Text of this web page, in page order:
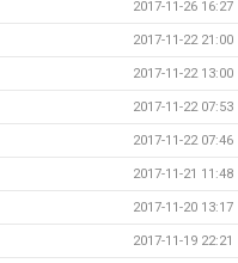
2017-11-26 16:27
2017-11-22 21:00
2017-11-22 13:00
2017-11-22 07:53
2017-11-22 07:46
2017-11-21 11:48
2017-11-20 13:17
2017-11-19 22:21